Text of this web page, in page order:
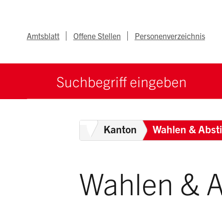
Metanav
Amtsblatt Offene Stellen Personenverzeichnis
Suchbegriff
HomeKanton Wahlen &
Wahlen &